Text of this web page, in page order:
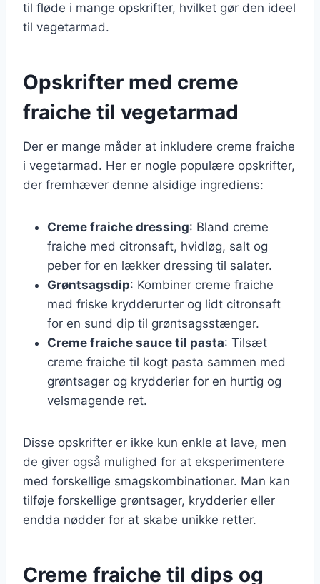
til fløde i mange opskrifter, hvilket gør den ideel
til vegetarmad.
Opskrifter med creme
fraiche til vegetarmad
Der er mange måder at inkludere creme fraiche
i vegetarmad. Her er nogle populære opskrifter,
der fremhæver denne alsidige ingrediens:
Creme fraiche dressing: Bland creme
fraiche med citronsaft, hvidløg, salt og
peber for en lækker dressing til salater.
Grøntsagsdip: Kombiner creme fraiche
med friske krydderurter og lidt citronsaft
for en sund dip til grøntsagsstænger.
Creme fraiche sauce til pasta: Tilsæt
creme fraiche til kogt pasta sammen med
grøntsager og krydderier for en hurtig og
velsmagende ret.
Disse opskrifter er ikke kun enkle at lave, men
de giver også mulighed for at eksperimentere
med forskellige smagskombinationer. Man kan
tilføje forskellige grøntsager, krydderier eller
endda nødder for at skabe unikke retter.
Creme fraiche til dips og